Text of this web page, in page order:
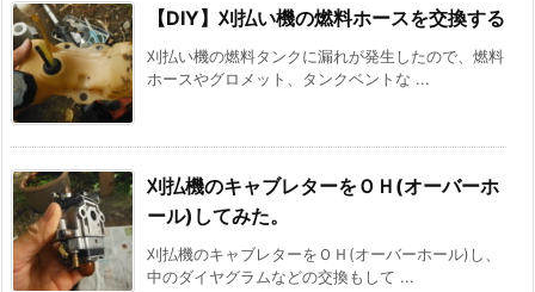
【DIY】刈払い機の燃料ホースを交換する
刈払い機の燃料タンクに漏れが発生したので、燃料
ホースやグロメット、タンクベントな ...
刈払機のキャブレターをＯＨ(オーバーホ
ール)してみた。
刈払機のキャブレターをＯＨ(オーバーホール)し、
中のダイヤグラムなどの交換もして ...